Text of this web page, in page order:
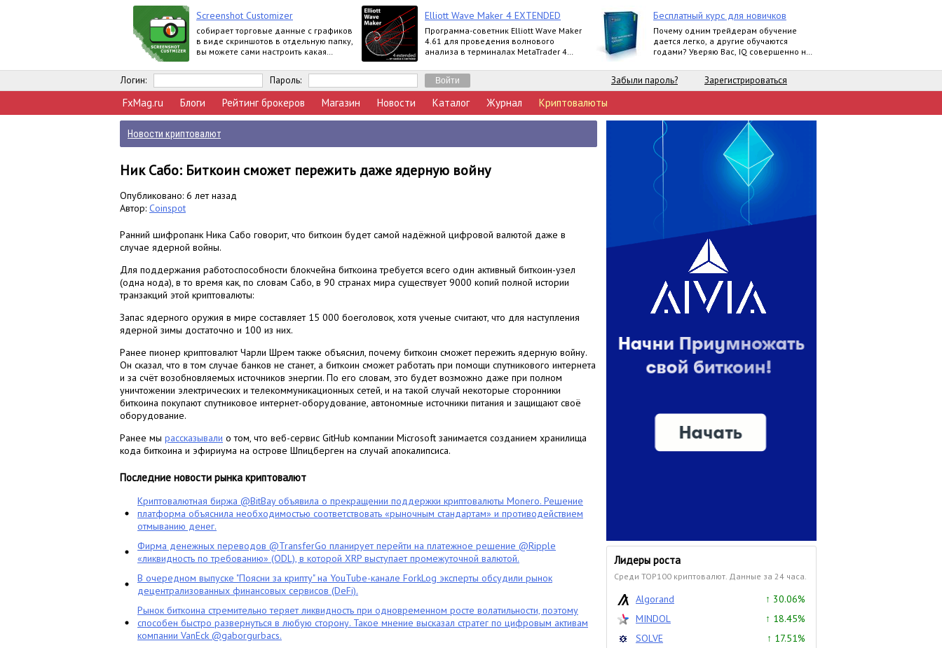
Screenshot Customizer
собирает торговые данные с графиков
в виде скриншотов в отдельную папку,
вы можете сами настроить какая
отображаться
Elliott Wave Maker 4 EXTENDED
Программа-советник Elliott Wave Maker
4.61 для проведения волнового
анализа в терминалах MetaTrader 4
Extended
Бесплатный курс для новичков
Почему одним трейдерам обучение
дается легко, а другие обучаются
годами? Уверяю Вас, IQ совершенно не
Логин: Пароль: Забыли пароль? Зарегистрироваться
FxMag.ru Блоги Рейтинг брокеров Магазин Новости Каталог Журнал Криптовалюты
Новости криптовалют
Ник Сабо: Биткоин сможет пережить даже ядерную войну
Опубликовано: 6 лет назад
Автор: Coinspot
Ранний шифропанк Ника Сабо говорит, что биткоин будет самой надёжной цифровой валютой даже в
случае ядерной войны.
Для поддержания работоспособности блокчейна биткоина требуется всего один активный биткоин-узел
(одна нода), в то время как, по словам Сабо, в 90 странах мира существует 9000 копий полной истории
транзакций этой криптовалюты:
Запас ядерного оружия в мире составляет 15 000 боеголовок, хотя ученые считают, что для наступления
ядерной зимы достаточно и 100 из них.
Ранее пионер криптовалют Чарли Шрем также объяснил, почему биткоин сможет пережить ядерную войну.
Он сказал, что в том случае банков не станет, а биткоин сможет работать при помощи спутникового интернета
и за счёт возобновляемых источников энергии. По его словам, это будет возможно даже при полном
уничтожении электрических и телекоммуникационных сетей, и на такой случай некоторые сторонники
биткоина покупают спутниковое интернет-оборудование, автономные источники питания и защищают своё
оборудование.
Ранее мы рассказывали о том, что веб-сервис GitHub компании Microsoft занимается созданием хранилища
кода биткоина и эфириума на острове Шпицберген на случай апокалипсиса.
Последние новости рынка криптовалют
Криптовалютная биржа @BitBay объявила о прекращении поддержки криптовалюты Monero. Решение
платформа объяснила необходимостью соответствовать «рыночным стандартам» и противодействием
отмыванию денег.
Фирма денежных переводов @TransferGo планирует перейти на платежное решение @Ripple
«ликвидность по требованию» (ODL), в которой XRP выступает промежуточной валютой.
В очередном выпуске "Поясни за крипту" на YouTube-канале ForkLog эксперты обсудили рынок
децентрализованных финансовых сервисов (DeFi).
Рынок биткоина стремительно теряет ликвидность при одновременном росте волатильности, поэтому
способен быстро развернуться в любую сторону. Такое мнение высказал стратег по цифровым активам
компании VanEck @gaborgurbacs.
Лидеры роста
Среди TOP100 криптовалют. Данные за 24 часа.
Algorand
↑ 30.06%
MINDOL
↑ 18.45%
SOLVE
↑ 17.51%